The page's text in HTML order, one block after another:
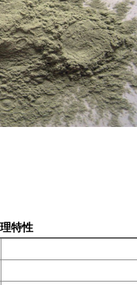
特性
绿色
W14（D50中